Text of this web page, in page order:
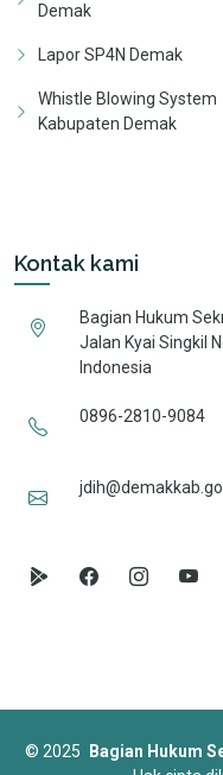
Demak
Lapor SP4N Demak
Whistle Blowing System
Kabupaten Demak
Kontak kami
Bagian Hukum
Jalan Kyai Singkil
Indonesia
0896-2810-9084
© 2025
Bagian Hukum